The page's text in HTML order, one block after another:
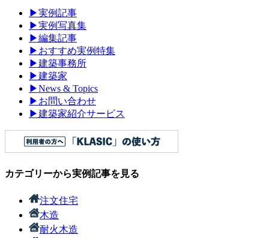
▶実例記事
▶実例写真集
▶編集記事
▶ おすすめ実例特集
▶建築事務所
▶建築家
▶News & Topics
▶ お問い合わせ
▶建築家紹介サービス
カテゴリーから実例記事を見る
注文住宅
木造
耐火木造